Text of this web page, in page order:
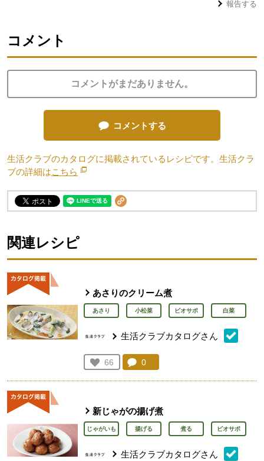
報告する
コメント
コメントがまだありません。
コメントする
生活クラブのカタログに掲載されているレシピです。生活クラ
ブの詳細はこちら 別のウィンドウで開きます。
関連レシピ
あさりのクリーム煮
あさり 小松菜 ビオサポ 白菜
生活クラブカタログさん
お気に入り登録：
66
人が登録
コメント：
0
新じゃがの揚げ煮
じゃがいも 揚げる 煮る ビオサポ
生活クラブカタログさん